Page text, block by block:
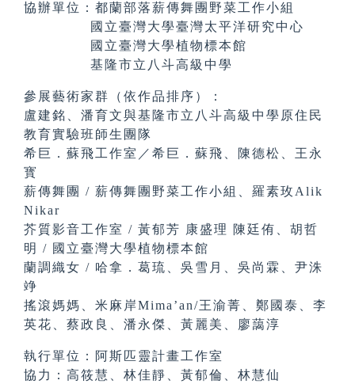
協辦單位：都蘭部落薪傳舞團野菜工作小組
國立臺灣大學臺灣太平洋研究中心
國立臺灣大學植物標本館
基隆市立八斗高級中學
參展藝術家群（依作品排序）：
盧建銘、潘育文與基隆市立八斗高級中學原住民
教育實驗班師生團隊
希巨．蘇飛工作室／希巨．蘇飛、陳德松、王永
寳
薪傳舞團 / 薪傳舞團野菜工作小組、羅素玫Alik
Nikar
芥質影音工作室 / 黃郁芳 康盛理 陳廷侑、胡哲
明 / 國立臺灣大學植物標本館
蘭調織女 / 哈拿．葛琉、吳雪月、吳尚霖、尹洙
竫
搖滾媽媽、米麻岸Mima’an/王渝菁、鄭國泰、李
英花、蔡政良、潘永傑、黃麗美、廖藹淳
執行單位：阿斯匹靈計畫工作室
協力：高筱慧、林佳靜、黃郁倫、林慧仙